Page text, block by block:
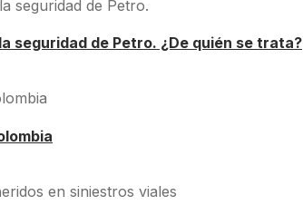
seguridad de Petro. ¿De quién se trata?